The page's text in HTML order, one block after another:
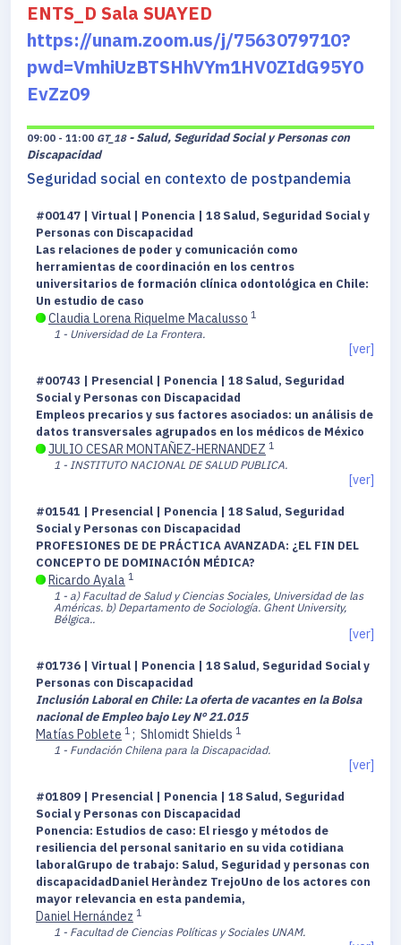
ENTS_D Sala SUAYED
https://unam.zoom.us/j/7563079710?
pwd=VmhiUzBTSHhVYm1HV0ZIdG95Y0
EvZz09
09:00 - 11:00 GT_18 - Salud, Seguridad Social y Personas con
Discapacidad
Seguridad social en contexto de postpandemia
#00147 | Virtual | Ponencia | 18 Salud, Seguridad Social y
Personas con Discapacidad
Las relaciones de poder y comunicación como
herramientas de coordinación en los centros
universitarios de formación clínica odontológica en Chile:
Un estudio de caso
Claudia Lorena Riquelme Macalusso 1
1 - Universidad de La Frontera.
[ver]
#00743 | Presencial | Ponencia | 18 Salud, Seguridad
Social y Personas con Discapacidad
Empleos precarios y sus factores asociados: un análisis de
datos transversales agrupados en los médicos de México
JULIO CESAR MONTAÑEZ-HERNANDEZ 1
1 - INSTITUTO NACIONAL DE SALUD PUBLICA.
[ver]
#01541 | Presencial | Ponencia | 18 Salud, Seguridad
Social y Personas con Discapacidad
PROFESIONES DE DE PRÁCTICA AVANZADA: ¿EL FIN DEL
CONCEPTO DE DOMINACIÓN MÉDICA?
Ricardo Ayala 1
1 - a) Facultad de Salud y Ciencias Sociales, Universidad de las
Américas. b) Departamento de Sociología. Ghent University,
Bélgica..
[ver]
#01736 | Virtual | Ponencia | 18 Salud, Seguridad Social y
Personas con Discapacidad
Inclusión Laboral en Chile: La oferta de vacantes en la Bolsa
nacional de Empleo bajo Ley N° 21.015
Matías Poblete 1 ; Shlomidt Shields 1
1 - Fundación Chilena para la Discapacidad.
[ver]
#01809 | Presencial | Ponencia | 18 Salud, Seguridad
Social y Personas con Discapacidad
Ponencia: Estudios de caso: El riesgo y métodos de
resiliencia del personal sanitario en su vida cotidiana
laboralGrupo de trabajo: Salud, Seguridad y personas con
discapacidadDaniel Heràndez TrejoUno de los actores con
mayor relevancia en esta pandemia,
Daniel Hernández 1
1 - Facultad de Ciencias Políticas y Sociales UNAM.